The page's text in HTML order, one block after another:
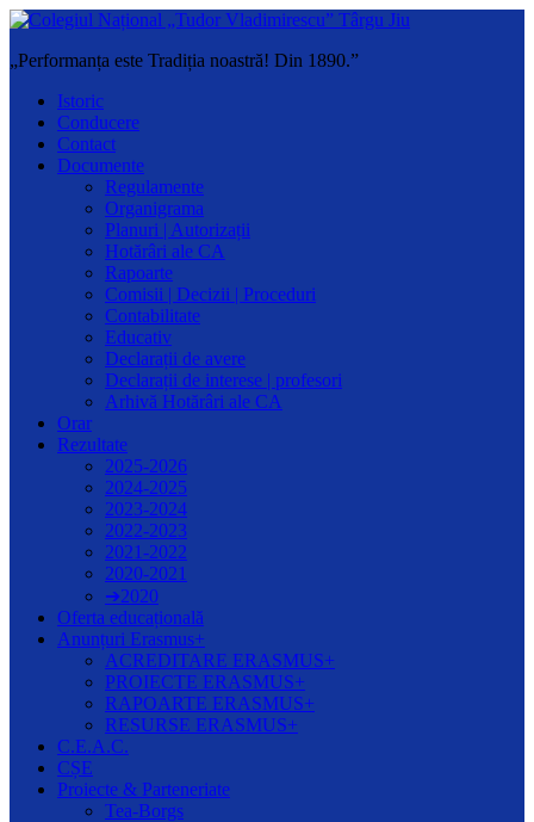
„Performanța este Tradiția noastră! Din 1890.”
Istoric
Conducere
Contact
Documente
Regulamente
Organigrama
Planuri | Autorizații
Hotărâri ale CA
Rapoarte
Comisii | Decizii | Proceduri
Contabilitate
Educativ
Declarații de avere
Declarații de interese | profesori
Arhivă Hotărâri ale CA
Orar
Rezultate
2025-2026
2024-2025
2023-2024
2022-2023
2021-2022
2020-2021
➔2020
Oferta educațională
Anunțuri Erasmus+
ACREDITARE ERASMUS+
PROIECTE ERASMUS+
RAPOARTE ERASMUS+
RESURSE ERASMUS+
C.E.A.C.
CȘE
Proiecte & Parteneriate
Tea-Borgs